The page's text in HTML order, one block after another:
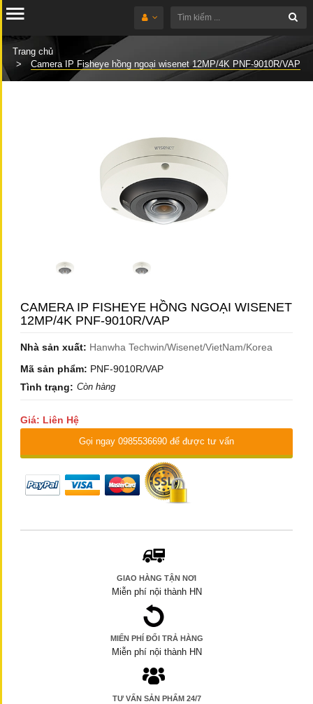
Trang chủ
Camera IP Fisheye hồng ngoại wisenet 12MP/4K PNF-9010R/VAP
CAMERA IP FISHEYE HỒNG NGOẠI WISENET
12MP/4K PNF-9010R/VAP
Nhà sản xuất: Hanwha Techwin/Wisenet/VietNam/Korea
Mã sản phẩm: PNF-9010R/VAP
Tình trạng: Còn hàng
Giá: Liên Hệ
Gọi ngay 0985536690 để được tư vấn
GIAO HÀNG TẬN NƠI
Miễn phí nội thành HN
MIẾN PHÍ ĐỔI TRẢ HÀNG
Miễn phí nội thành HN
TƯ VẤN SẢN PHẨM 24/7